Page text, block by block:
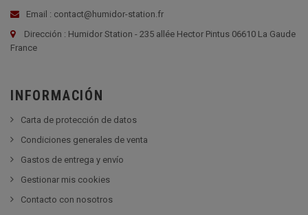
Email : contact@humidor-station.fr
Dirección : Humidor Station - 235 allée Hector Pintus 06610 La Gaude
France
INFORMACIÓN
Carta de protección de datos
Condiciones generales de venta
Gastos de entrega y envío
Gestionar mis cookies
Contacto con nosotros